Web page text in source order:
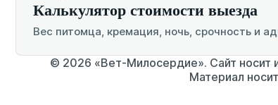
Калькулятор стоимости выезда
Вес питомца, кремация, ночь, срочность и
© 2026 «Вет-Милосердие». Сайт носит
Материал